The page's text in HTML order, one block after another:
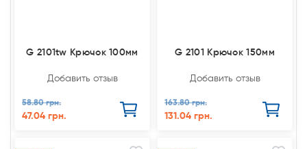
G 2101tw Крючок 100мм
Добавить отзыв
58.80 грн.
47.04 грн.
G 2101 Крючок 150мм
Добавить отзыв
163.80 грн.
131.04 грн.